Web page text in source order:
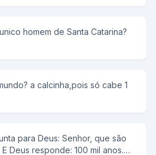
MAIS TARDE ENCONTRA
A MESMA PERGUNTA... - E O
LOGO EM SEGUIDA VEM
E AINSTEN PERGUNTA: "QUAL
homem de Santa Catarina?
para Deus: Senhor, que são
Deus responde: 100 mil anos.